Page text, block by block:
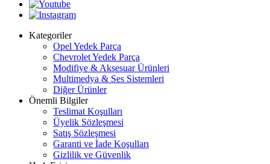
Kategoriler
Opel Yedek Parça
Chevrolet Yedek Parça
Modifiye & Aksesuar Ürünleri
Multimedya & Ses Sistemleri
Diğer Ürünler
Önemli Bilgiler
Teslimat Koşulları
Üyelik Sözleşmesi
Satış Sözleşmesi
Garanti ve İade Koşulları
Gizlilik ve Güvenlik